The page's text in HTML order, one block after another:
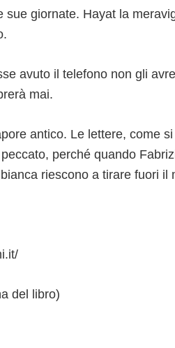
sue giornate. Hayat la
avuto il telefono non gli
mai.
antico. Le lettere, come
perché quando
riescono a tirare fuori il
del libro)